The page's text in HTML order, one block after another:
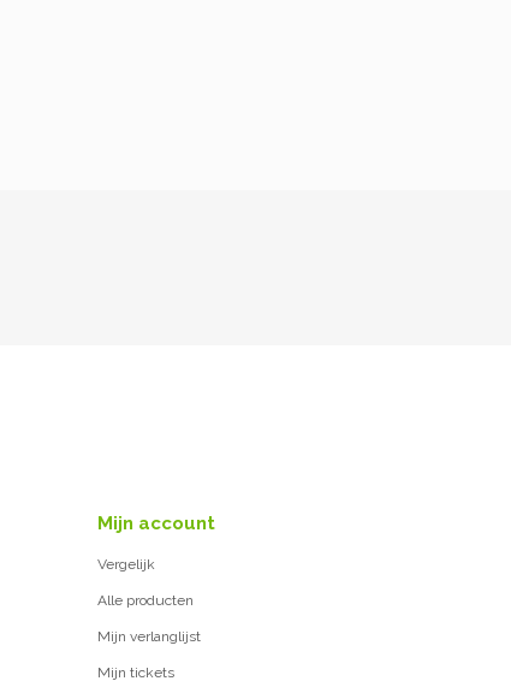
Mijn account
Vergelijk
Alle producten
Mijn verlanglijst
Mijn tickets